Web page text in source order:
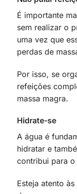
É importante
sem realizar o
uma vez que
perdas de
Por isso, se
refeições
massa magra.
Hidrate-se
A água é
hidratar e
contribui para o
Esteja atento